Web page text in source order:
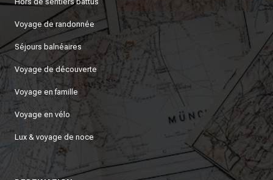
Voyage de randonnée
Séjours balnéaires
Voyage de découverte
Voyage en famille
Voyage en vélo
Lux & voyage de noce